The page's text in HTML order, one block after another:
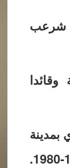
شرعب
بمدينة